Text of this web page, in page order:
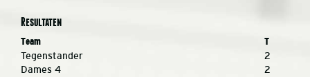
Resultaten
Team T
Tegenstander
2
Dames 4
2